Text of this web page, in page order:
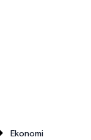
Ekonomi